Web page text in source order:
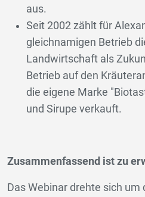
aus.
Seit 2002 zählt für
gleichnamigen Betrieb
Landwirtschaft als
Betrieb auf den
die eigene Marke
und Sirupe verkauft.
Zusammenfassend ist zu
Das Webinar drehte sich